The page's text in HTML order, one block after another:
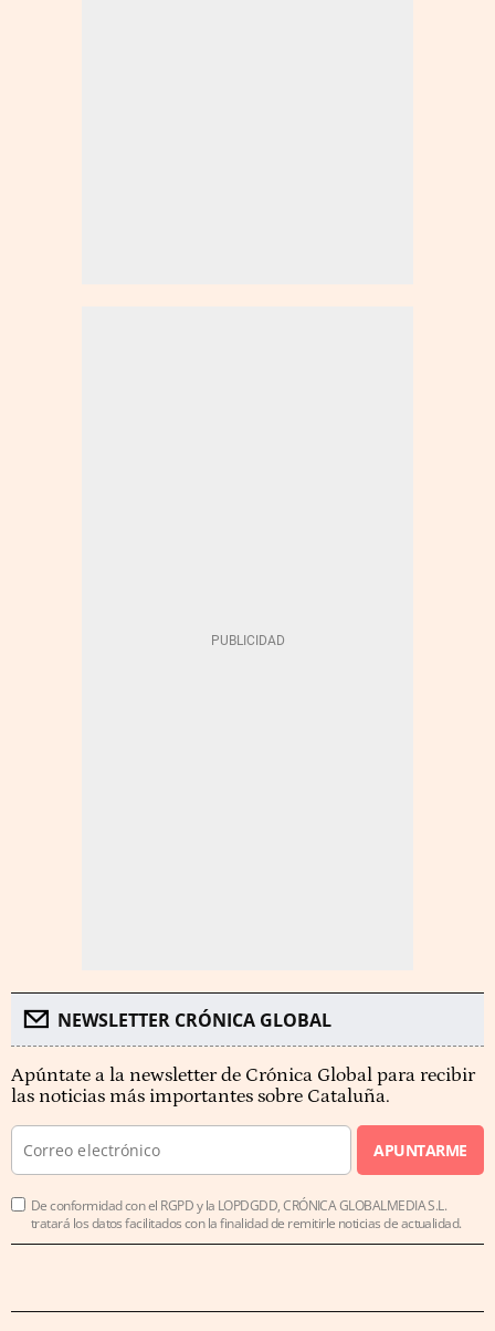
NEWSLETTER CRÓNICA GLOBAL
Apúntate a la newsletter de Crónica Global para recibir
las noticias más importantes sobre Cataluña.
APUNTARME
De conformidad con el RGPD y la LOPDGDD, CRÓNICA GLOBALMEDIA S.L.
tratará los datos facilitados con la finalidad de remitirle noticias de actualidad.